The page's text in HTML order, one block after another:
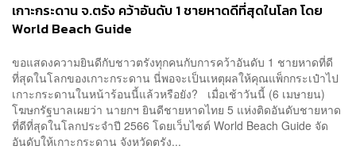
เกาะกระดาน จ.ตรัง คว้าอันดับ 1 ชายหาดดีที่สุดในโลก โดย
World Beach Guide
ขอแสดงความยินดีกับชาวตรังทุกคนกับการคว้าอันดับ 1 ชายหาดที่ดี
ที่สุดในโลกของเกาะกระดาน นี่พอจะเป็นเหตุผลให้คุณแพ็กกระเป๋าไป
เกาะกระดานในหน้าร้อนนี้แล้วหรือยัง? เมื่อเช้าวันนี้ (6 เมษายน)​
โฆษกรัฐบาลเผยว่า นายกฯ ยินดีชายหาดไทย 5 แห่งติดอันดับชายหาด
ที่ดีที่สุดในโลกประจำปี 2566 โดยเว็บไซต์ World Beach Guide จัด
อันดับให้เกาะกระดาน จังหวัดตรัง...